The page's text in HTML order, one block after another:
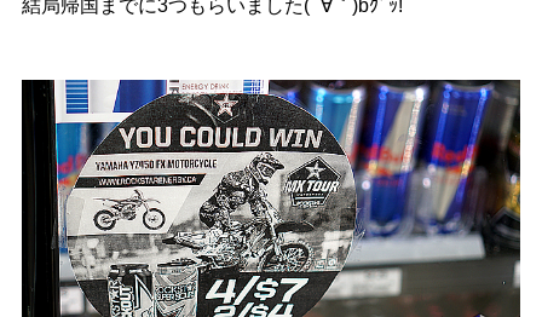
結局帰国までに3つもらいました( ´∀｀)bｸﾞｯ!